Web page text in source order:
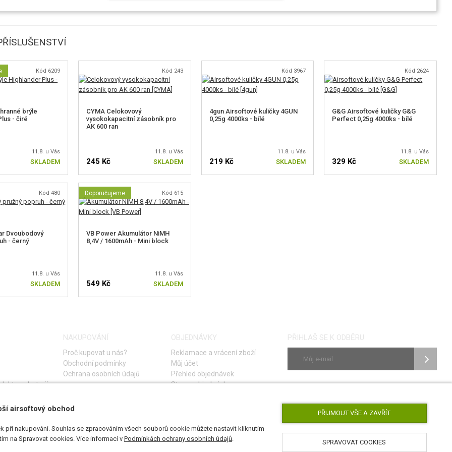
Kód 6209
brýle
- čiré
11.8. u Vás
SKLADEM
Kód 243
CYMA Celokovový
vysokokapacitní zásobník pro
AK 600 ran
11.8. u Vás
245 Kč SKLADEM
Kód 3967
4gun Airsoftové kuličky 4GUN
0,25g 4000ks - bílé
11.8. u Vás
219 Kč SKLADEM
Kód 2624
G&G Airsoftové kuličky G&G
Perfect 0,25g 4000ks - bílé
11.8. u Vás
329 Kč SKLADEM
Kód 480
Dvoubodový
- černý
11.8. u Vás
SKLADEM
Doporučujeme Kód 615
VB Power Akumulátor NiMH
8,4V / 1600mAh - Mini block
11.8. u Vás
549 Kč SKLADEM
a baterií
NAKUPOVÁNÍ
Proč kupovat u nás?
Obchodní podmínky
Ochrana osobních údajů
OBJEDNÁVKY
Reklamace a vrácení zboží
Můj účet
Přehled objednávek
Storno objednávky
PŘIHLAŠ SE K ODBĚRU
airsoftový obchod
nakupování. Souhlas se zpracováním všech souborů cookie můžete nastavit kliknutím
na Spravovat cookies. Více informací v Podmínkách ochrany osobních údajů.
PŘIJMOUT VŠE A ZAVŘÍT
SPRAVOVAT COOKIES